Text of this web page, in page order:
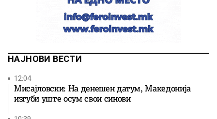
НАЈНОВИ ВЕСТИ
12:04
Мисајловски: На денешен датум, Македонија
изгуби уште осум свои синови